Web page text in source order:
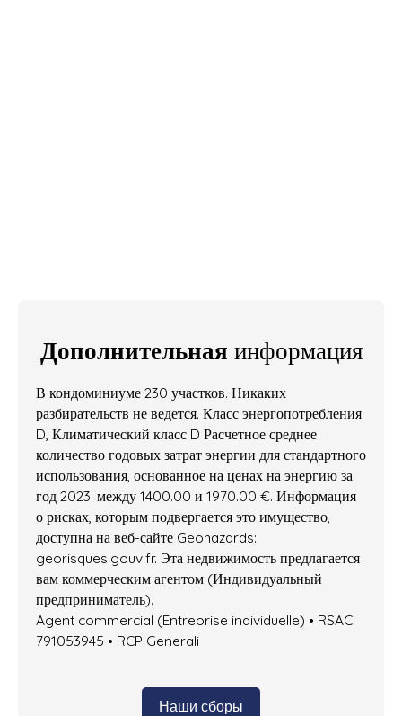
Дополнительная информация
В кондоминиуме 230 участков. Никаких
разбирательств не ведется. Класс энергопотребления
D, Климатический класс D Расчетное среднее
количество годовых затрат энергии для стандартного
использования, основанное на ценах на энергию за
год 2023: между 1400.00 и 1970.00 €. Информация
о рисках, которым подвергается это имущество,
доступна на веб-сайте Geohazards:
georisques.gouv.fr. Эта недвижимость предлагается
вам коммерческим агентом (Индивидуальный
предприниматель).
Agent commercial (Entreprise individuelle) • RSAC
791053945 • RCP Generali
Наши сборы